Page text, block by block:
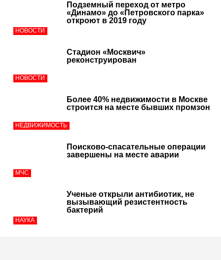
НОВОСТИ
Подземный переход от метро
«Динамо» до «Петровского парка»
откроют в 2019 году
НОВОСТИ
Стадион «Москвич»
реконструирован
НЕДВИЖИМОСТЬ
Более 40% недвижимости в Москве
строится на месте бывших промзон
МЧС
Поисково-спасательные операции
завершены на месте аварии
НАУКА
Ученые открыли антибиотик, не
вызывающий резистентность
бактерий